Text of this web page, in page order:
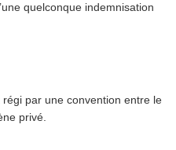
quelconque indem­ni­sa­tion
par une convention entre le
privé.